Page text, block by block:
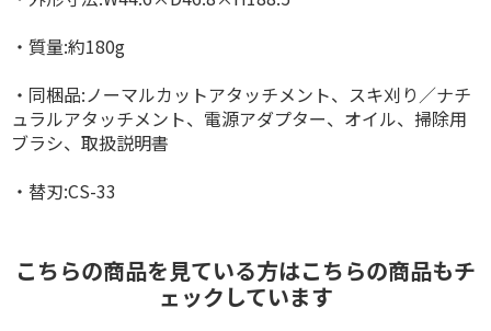
・質量:約180g
・同梱品:ノーマルカットアタッチメント、スキ刈り／ナチ
ュラルアタッチメント、電源アダプター、オイル、掃除用
ブラシ、取扱説明書
・替刃:CS-33
こちらの商品を見ている方はこちらの商品もチ
ェックしています